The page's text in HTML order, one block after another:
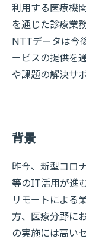
利用する医療機
を通じた診療業
NTTデータは今
ービスの提供を
や課題の解決サ
背景
昨今、新型コロ
等のIT活用が進
リモートによる
方、医療分野に
の実施には高い